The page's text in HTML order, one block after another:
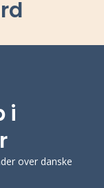
i
over danske